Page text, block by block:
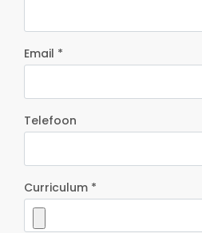
Email *
Telefoon
Curriculum *